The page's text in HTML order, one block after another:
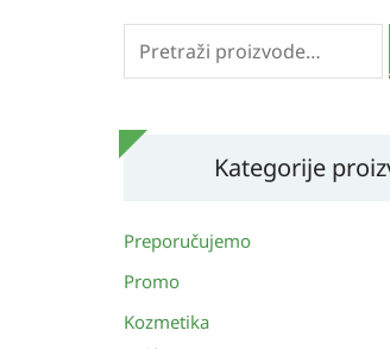
Pretraži:
Kategorije
Preporučujemo
Promo
Kozmetika